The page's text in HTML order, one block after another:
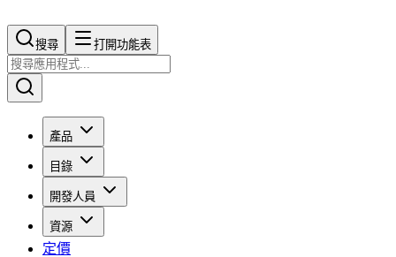
搜尋​​​​ 打開功能表
產品
目錄
開發人員
資源
定價